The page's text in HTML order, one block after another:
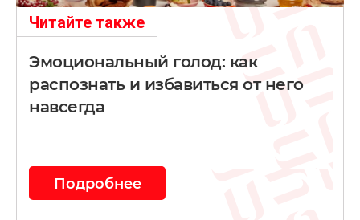
Читайте также
Эмоциональный голод: как
распознать и избавиться от него
навсегда
Подробнее